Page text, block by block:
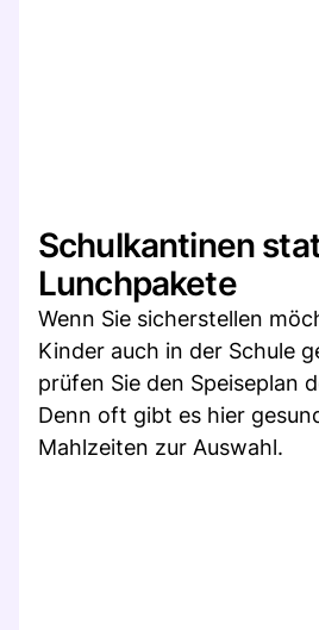
Schulkantinen
Lunchpakete
Wenn Sie sicherstellen
Kinder auch in der Schule
prüfen Sie den Speiseplan
Denn oft gibt es hier
Mahlzeiten zur Auswahl.